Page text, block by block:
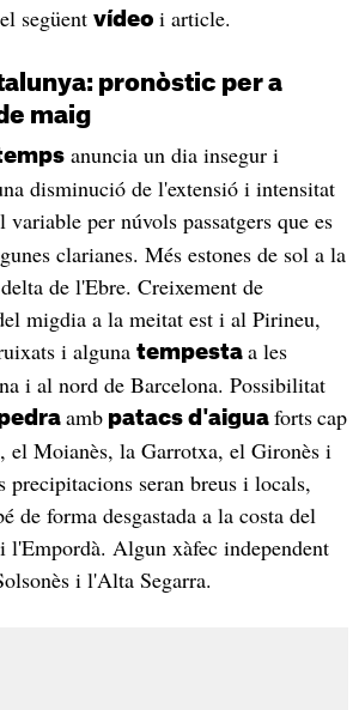
següent vídeo i article.
pronòstic per a
maig
anuncia un dia insegur i
disminució de l'extensió i intensitat
variable per núvols passatgers que es
clarianes. Més estones de sol a la
de l'Ebre. Creixement de
migdia a la meitat est i al Pirineu,
i alguna tempesta a les
i al nord de Barcelona. Possibilitat
ambpatacs d'aigua fortscap
el Moianès, la Garrotxa, el Gironès i
precipitacions seran breus i locals,
de forma desgastada a la costa del
l'Empordà. Algun xàfec independent
i l'Alta Segarra.